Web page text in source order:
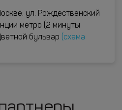
ул. Рождественский
метро (2 минуты
бульвар
(схема